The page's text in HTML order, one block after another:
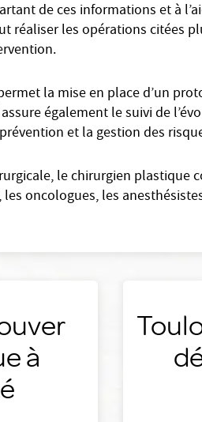
de ces informations et à
réaliser les opérations citées
la mise en place d’un
également le suivi de
et la gestion des
le chirurgien plastique
oncologues, les
à